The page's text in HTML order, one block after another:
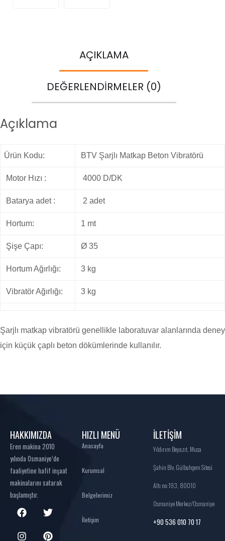
AÇIKLAMA
DEĞERLENDIRMELER (0)
Açıklama
Ürün Kodu: BTV Şarjlı Matkap Beton Vibratörü
Motor Hızı : 4000 D/DK
Batarya adet : 2 adet
Hortum: 1 mt
Şişe Çapı: Ø 35
Hortum Ağırlığı: 3 kg
Vibratör Ağırlığı: 3 kg
Şarjlı matkap vibratörü genellikle laboratuvar alanlarında deney
için küçük çaplı beton dökümlerinde kullanılır.
HAKKIMIZDA
Eren makina 2010
yılında Osmaniye’de
faaliyetine hafif inşaat
makinalarını satarak
başlamıştır.
HIZLI MENÜ
Anasayfa
Kurumsal
Belgelerimiz
İletişim
İLETİŞİM
Yıldırım Beyazıt, Musa
Şahin Blv. Gülbahçem Sitesi
Altı no:193, 80010
Osmaniye Merkez/Osmaniye
+90 536 010 70 17